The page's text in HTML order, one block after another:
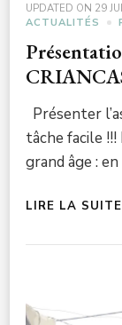
UPDATED ON 29
ACTUALITÉS
Présenter
tâche facile
grand âge :
LIRE LA SUITE